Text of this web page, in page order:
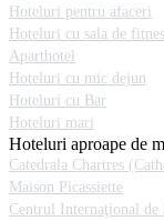
Hoteluri pentru afaceri
Hoteluri cu sala de
Aparthotel
Hoteluri cu mic dejun
Hoteluri cu Bar
Hoteluri mari
Hoteluri aproape de
Catedrala Chartres
Maison Picassiette
Centrul Internaţional de